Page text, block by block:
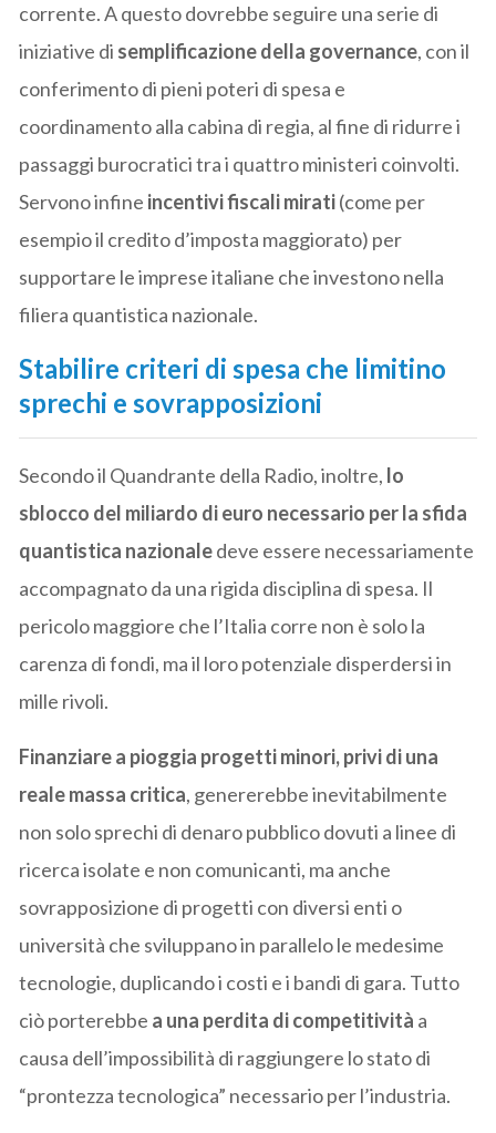
corrente. A questo dovrebbe seguire una serie di
iniziative di semplificazione della governance, con il
conferimento di pieni poteri di spesa e
coordinamento alla cabina di regia, al fine di ridurre i
passaggi burocratici tra i quattro ministeri coinvolti.
Servono infine incentivi fiscali mirati(come per
esempio il credito d’imposta maggiorato) per
supportare le imprese italiane che investono nella
filiera quantistica nazionale.
Stabilire criteri di spesa che limitino
sprechi e sovrapposizioni
Secondo il Quandrante della Radio, inoltre, lo
sblocco del miliardo di euro necessario per la sfida
quantistica nazionaledeve essere necessariamente
accompagnato da una rigida disciplina di spesa. Il
pericolo maggiore che l’Italia corre non è solo la
carenza di fondi, ma il loro potenziale disperdersi in
mille rivoli.
Finanziare a pioggia progetti minori, privi di una
reale massa critica, genererebbe inevitabilmente
non solo sprechi di denaro pubblico dovuti a linee di
ricerca isolate e non comunicanti, ma anche
sovrapposizione di progetti con diversi enti o
università che sviluppano in parallelo le medesime
tecnologie, duplicando i costi e i bandi di gara. Tutto
ciò porterebbe a una perdita di competitività a
causa dell’impossibilità di raggiungere lo stato di
“prontezza tecnologica” necessario per l’industria.